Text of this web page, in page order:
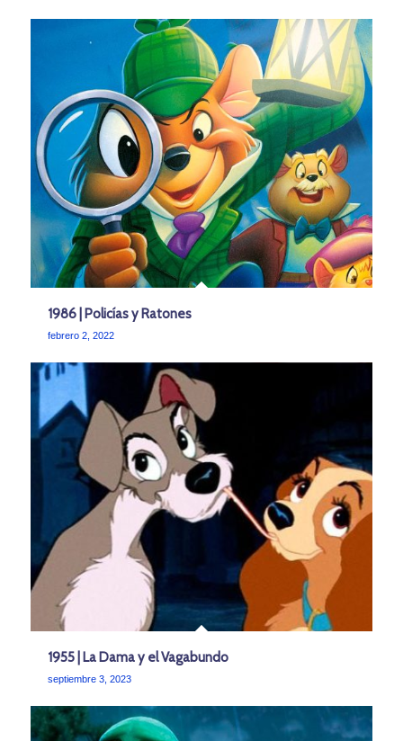
1986 | Policías y Ratones
febrero 2, 2022
1955 | La Dama y el Vagabundo
septiembre 3, 2023